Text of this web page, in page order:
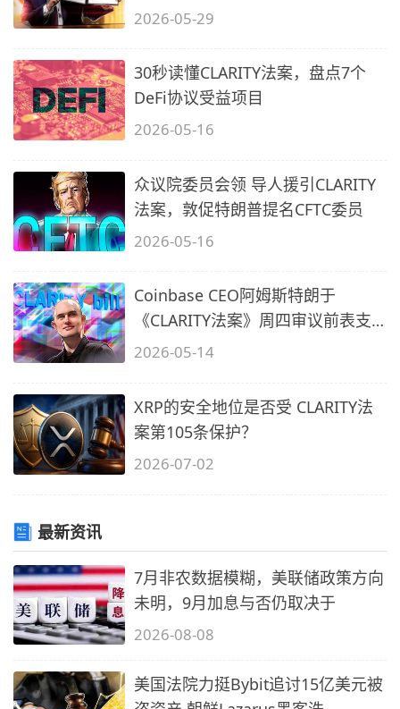
2026-05-29
30秒读懂CLARITY法案，盘点7个
DeFi协议受益项目
2026-05-16
众议院委员会领 导人援引CLARITY
法案，敦促特朗普提名CFTC委员
2026-05-16
Coinbase CEO阿姆斯特朗于
《CLARITY法案》周四审议前表支
持
2026-05-14
XRP的安全地位是否受 CLARITY法
案第105条保护？
2026-07-02
最新资讯
7月非农数据模糊，美联储政策方向
未明，9月加息与否仍取决于
2026-08-08
美国法院力挺Bybit追讨15亿美元被